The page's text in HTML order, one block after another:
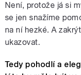
Není, protože já si
se jen snažíme
na ní hezké. A
ukazovat.
Tedy pohodlí a